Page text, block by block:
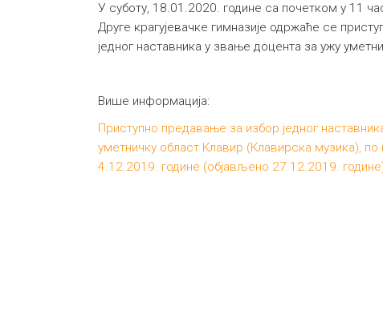
У суботу, 18.01.2020. године са почетком у 11
Друге крагујевачке гимназије одржаће се
једног наставника у звање доцента за ужу
Више информација:
Приступно предавање за избор једног
уметничку област Клавир (Клавирска музика),
4.12.2019. године (објављено 27.12.2019.